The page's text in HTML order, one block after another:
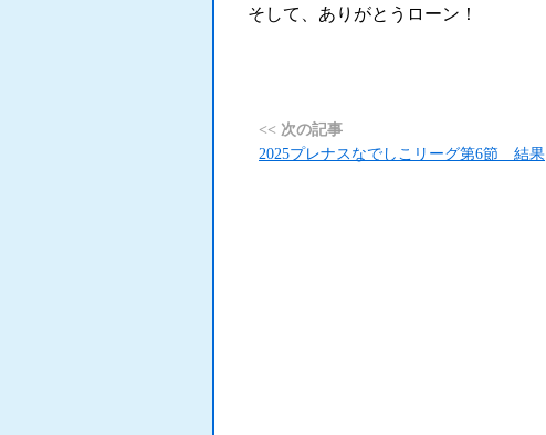
そして、ありがとうローン！
<< 次の記事
2025プレナスなでしこリーグ第6節 結果